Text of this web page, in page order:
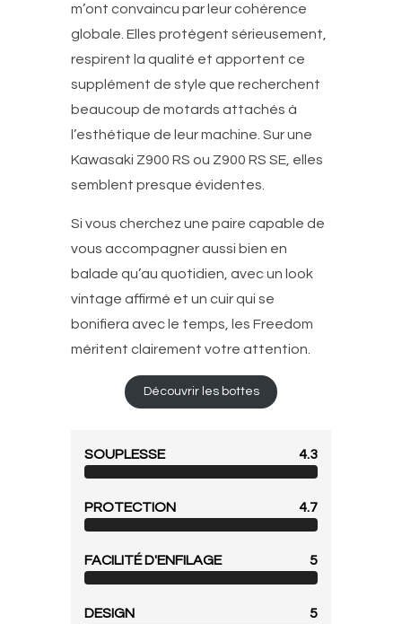
m’ont convaincu par leur cohérence
globale. Elles protègent sérieusement,
respirent la qualité et apportent ce
supplément de style que recherchent
beaucoup de motards attachés à
l’esthétique de leur machine. Sur une
Kawasaki Z900 RS ou Z900 RS SE, elles
semblent presque évidentes.
Si vous cherchez une paire capable de
vous accompagner aussi bien en
balade qu’au quotidien, avec un look
vintage affirmé et un cuir qui se
bonifiera avec le temps, les Freedom
méritent clairement votre attention.
Découvrir les bottes
SOUPLESSE 4.3
PROTECTION 4.7
FACILITÉ D'ENFILAGE 5
DESIGN 5